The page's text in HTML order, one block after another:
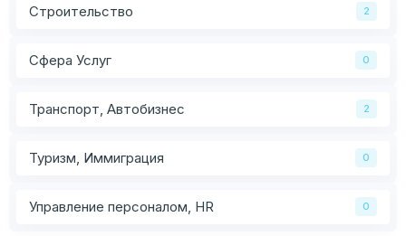
Строительство 2
Сфера Услуг 0
Транспорт, Автобизнес 2
Туризм, Иммиграция 0
Управление персоналом, HR 0